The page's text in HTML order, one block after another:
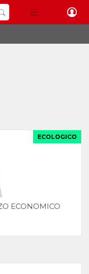
ECOLOGICO
ECONOMICO